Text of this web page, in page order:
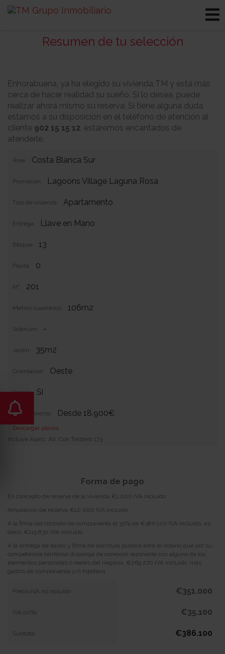
Resumen de tu selección
Enhorabuena, ya ha elegido su vivienda TM y está más
cerca de hacer realidad su sueño. Si lo desea, puede
realizar ahora mismo su reserva. Si tiene alguna duda,
estamos a su disposición en el teléfono de atención al
cliente 902 15 15 12, estaremos encantados de
atenderle.
Área: Costa Blanca Sur
Promoción: Lagoons Village Laguna Rosa
Tipo de vivienda: Apartamento
Entrega: Llave en Mano
Bloque: 13
Planta: 0
Nº: 201
Metros cuadrados: 106m2
Solarium: -
Jardin: 35m2
Orientacion: Oeste
Garaje: Si
Equipamiento: Desde 18.900€
Descargar planos
Incluye Aparc. Ab. Con Trastero 173
Forma de pago
En concepto de reserva de la vivienda €1.000 IVA incluido
Ampliación de reserva €10.000 IVA incluido
A la firma del contrato de compraventa el 30% de €386.100 IVA incluido, es
decir, €115.830 IVA incluido
A la entrega de llaves y firma de escritura pública ante el notario que por su
competencia territorial disponga de conexión razonable con alguno de los
elementos personales o reales del negocio, €269.270 IVA incluido, más
gastos de compraventa y/o hipoteca
Precio IVA no incluido €351.000
IVA (10%) €35.100
Subtotal €386.100